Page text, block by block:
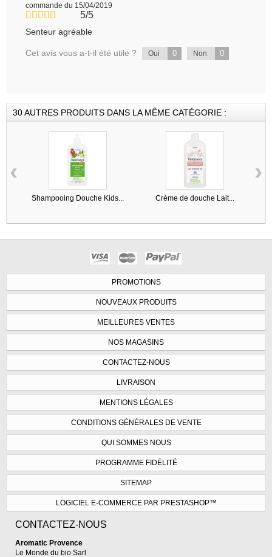
commande du 15/04/2019
5/5
Senteur agréable
Cet avis vous a-t-il été utile ? Oui 0 Non 0
30 AUTRES PRODUITS DANS LA MÊME CATÉGORIE :
Shampooing Douche Kids... Crème de douche Lait...
‹ ›
PROMOTIONS
NOUVEAUX PRODUITS
MEILLEURES VENTES
NOS MAGASINS
CONTACTEZ-NOUS
LIVRAISON
MENTIONS LÉGALES
CONDITIONS GÉNÉRALES DE VENTE
QUI SOMMES NOUS
PROGRAMME FIDÉLITÉ
SITEMAP
LOGICIEL E-COMMERCE PAR PRESTASHOP™
CONTACTEZ-NOUS
Aromatic Provence
Le Monde du bio Sarl